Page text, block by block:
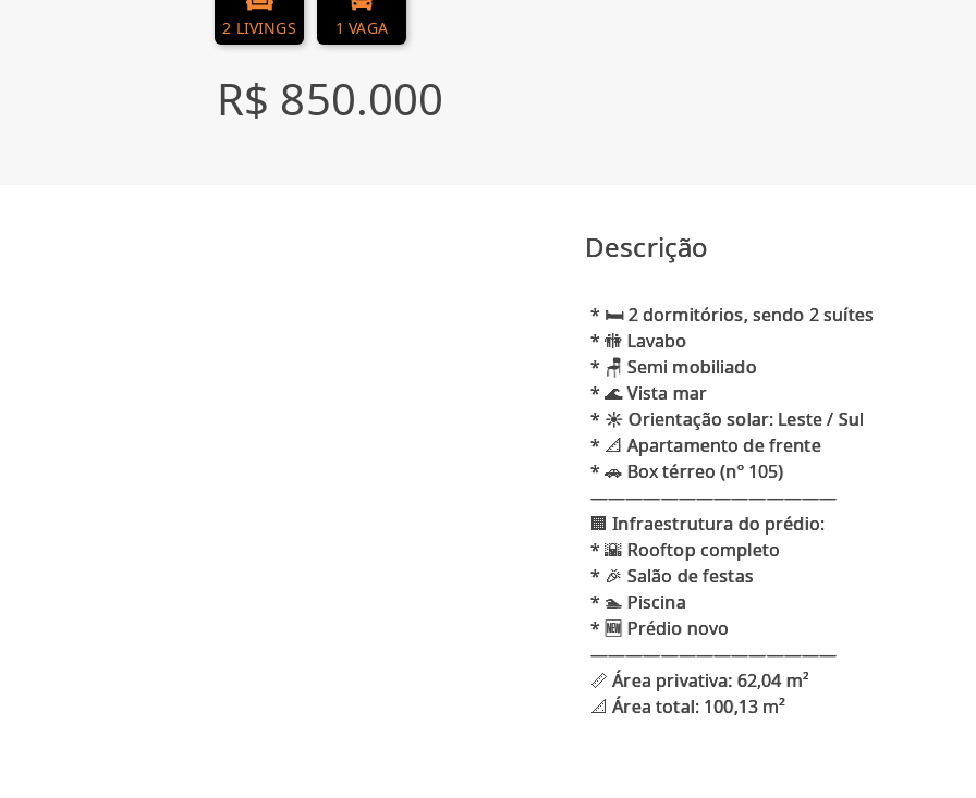
2 LIVINGS 1 VAGA
R$ 850.000
Descrição
* 🛏️ 2 dormitórios, sendo 2 suítes
* 🚻 Lavabo
* 🪑 Semi mobiliado
* 🌊 Vista mar
* ☀️ Orientação solar: Leste / Sul
* 📐 Apartamento de frente
* 🚗 Box térreo (nº 105)
——————————————
🏢 Infraestrutura do prédio:
* 🌇 Rooftop completo
* 🎉 Salão de festas
* 🏊 Piscina
* 🆕 Prédio novo
——————————————
📏 Área privativa: 62,04 m²